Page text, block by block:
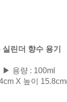
실린더 향수 용기
▶ 용량 : 100ml
X 높이